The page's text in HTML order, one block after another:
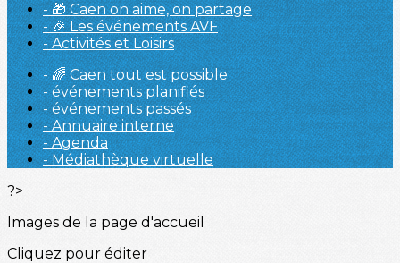
- 🎁 Caen on aime, on partage
- 🎉 Les événements AVF
- Activités et Loisirs
- 🌈 Caen tout est possible
- événements planifiés
- événements passés
- Annuaire interne
- Agenda
- Médiathèque virtuelle
?>
Images de la page d'accueil
Cliquez pour éditer